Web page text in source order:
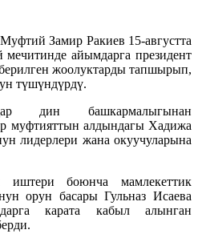
Замир Ракиев 15-августта
айымдарга президент
жоолуктарды тапшырып,
түшүндүрдү.
дин башкармалыгынан
муфтияттын алдындагы Хадижа
лидерлери жана окуучуларына
боюнча мамлекеттик
орун басары Гульназ Исаева
карата кабыл алынган